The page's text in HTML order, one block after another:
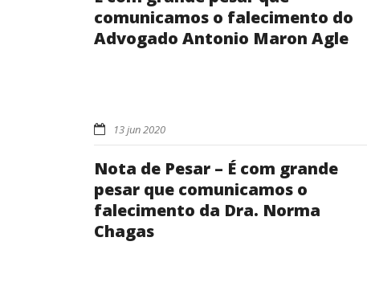
comunicamos o falecimento do
Advogado Antonio Maron Agle
13 jun 2020
Nota de Pesar – É com grande
pesar que comunicamos o
falecimento da Dra. Norma
Chagas